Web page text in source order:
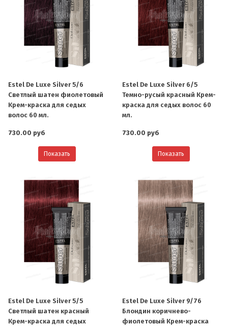
Estel De Luxe Silver 5/6
Светлый шатен фиолетовый
Крем-краска для седых
волос 60 мл.
730.00 руб
Показать
Estel De Luxe Silver 6/5
Темно-русый красный Крем-
краска для седых волос 60
мл.
730.00 руб
Показать
Estel De Luxe Silver 5/5
Светлый шатен красный
Крем-краска для седых
Estel De Luxe Silver 9/76
Блондин коричнево-
фиолетовый Крем-краска